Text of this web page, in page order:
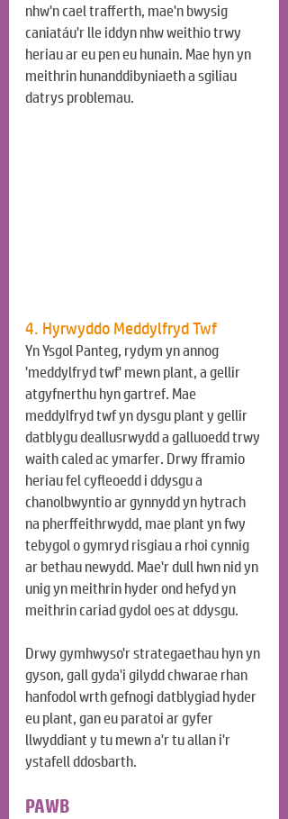
nhw'n cael trafferth, mae'n bwysig
caniatáu'r lle iddyn nhw weithio trwy
heriau ar eu pen eu hunain. Mae hyn yn
meithrin hunanddibyniaeth a sgiliau
datrys problemau.
4. Hyrwyddo Meddylfryd Twf
Yn Ysgol Panteg, rydym yn annog
'meddylfryd twf' mewn plant, a gellir
atgyfnerthu hyn gartref. Mae
meddylfryd twf yn dysgu plant y gellir
datblygu deallusrwydd a galluoedd trwy
waith caled ac ymarfer. Drwy fframio
heriau fel cyfleoedd i ddysgu a
chanolbwyntio ar gynnydd yn hytrach
na pherffeithrwydd, mae plant yn fwy
tebygol o gymryd risgiau a rhoi cynnig
ar bethau newydd. Mae'r dull hwn nid yn
unig yn meithrin hyder ond hefyd yn
meithrin cariad gydol oes at ddysgu.
Drwy gymhwyso'r strategaethau hyn yn
gyson, gall gyda'i gilydd chwarae rhan
hanfodol wrth gefnogi datblygiad hyder
eu plant, gan eu paratoi ar gyfer
llwyddiant y tu mewn a'r tu allan i'r
ystafell ddosbarth.
PAWB